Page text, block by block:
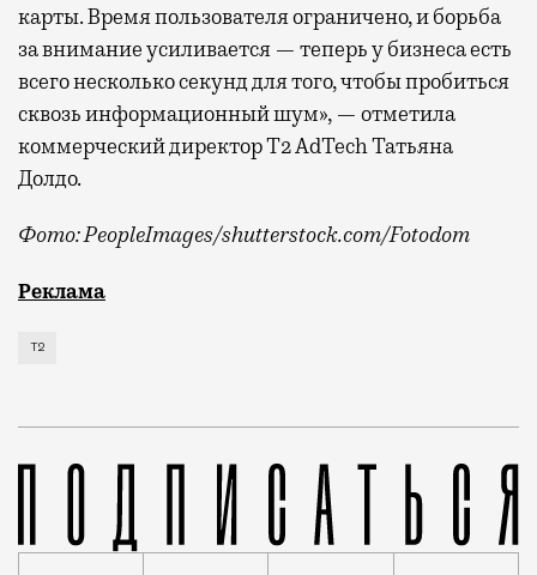
карты. Время пользователя ограничено, и борьба
за внимание усиливается — теперь у бизнеса есть
всего несколько секунд для того, чтобы пробиться
сквозь информационный шум», — отметила
коммерческий директор Т2 AdTech Татьяна
Долдо.
Фото: PeopleImages/shutterstock.com/Fotodom
Мобильный оператор Т2 изучил модели интернет-
Реклама
Т2